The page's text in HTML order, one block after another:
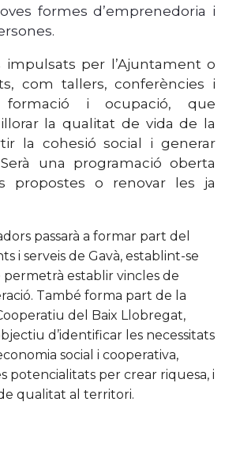
formes d’emprenedoria i
impulsats per l’Ajuntament o
com tallers, conferències i
formació i ocupació, que
la qualitat de vida de la
la cohesió social i generar
una programació oberta
propostes o renovar les ja
passarà a formar part del
i serveis de Gavà, establint-se
establir vincles de
També forma part de la
del Baix Llobregat,
d’identificar les necessitats
social i cooperativa,
potencialitats per crear riquesa, i
qualitat al territori.